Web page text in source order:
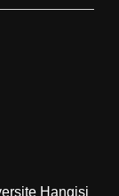
Hangisi